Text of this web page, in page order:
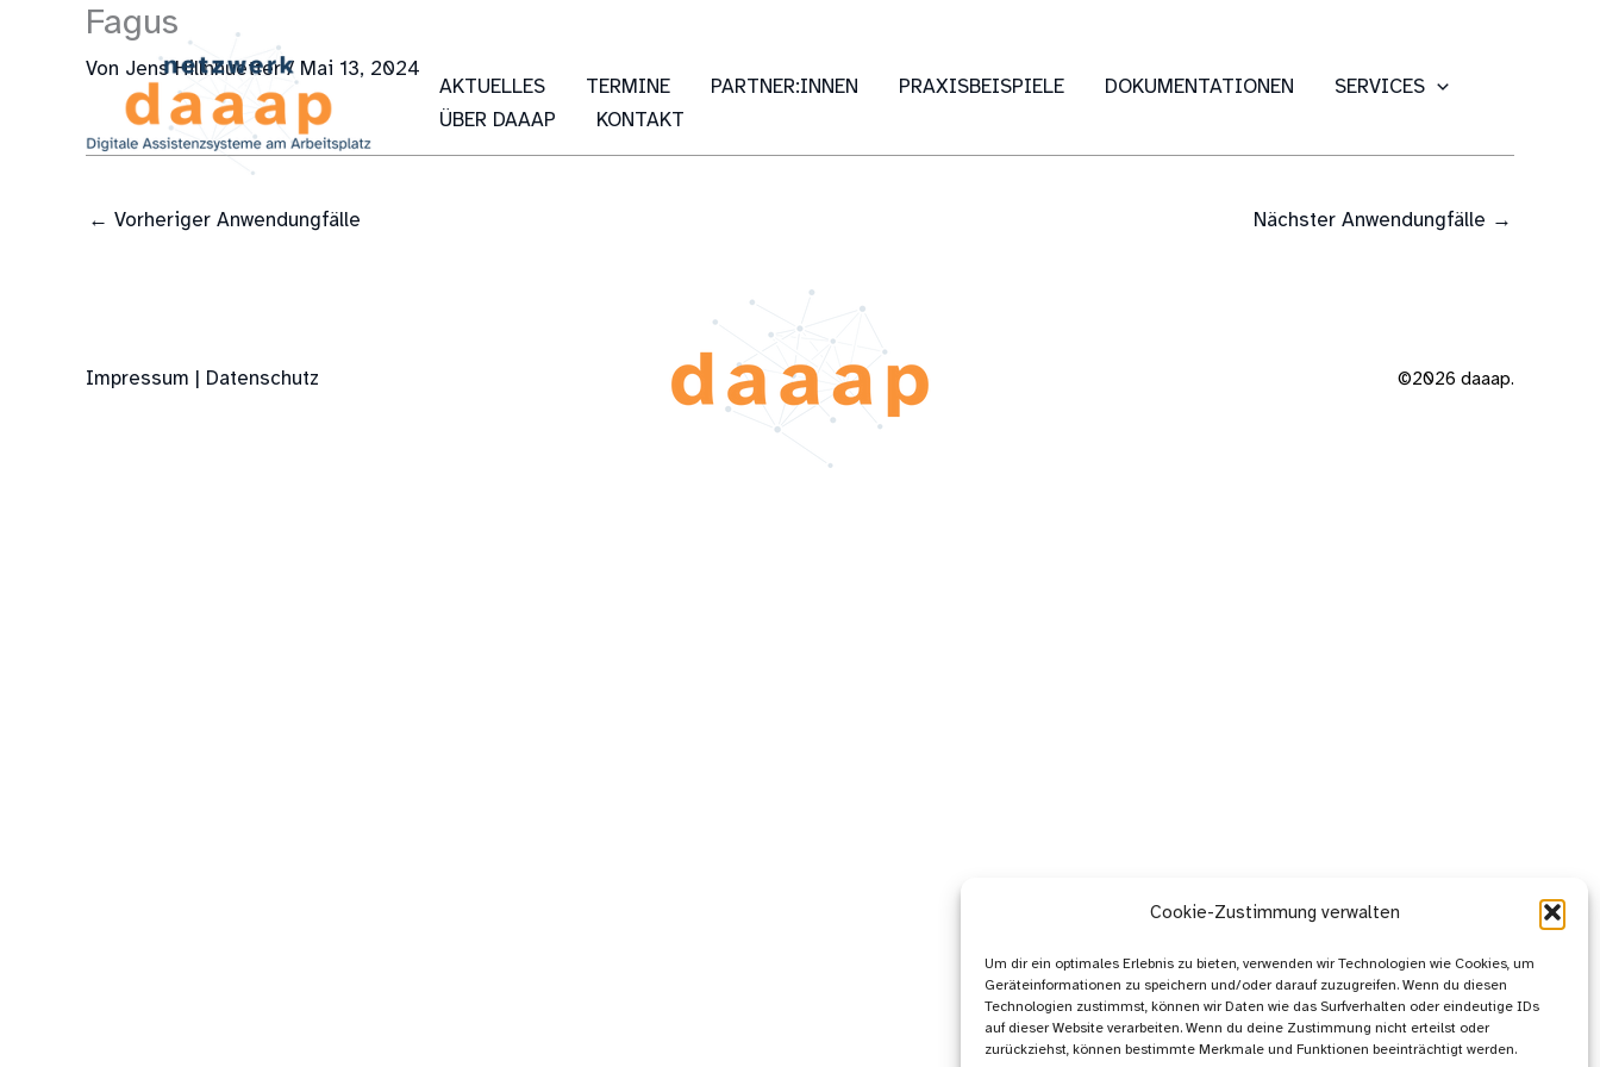
Cookie-Zustimmung verwalten
Um dir ein optimales Erlebnis zu bieten, verwenden wir Technologien wie Cookies, um
Geräteinformationen zu speichern und/oder darauf zuzugreifen. Wenn du diesen
Technologien zustimmst, können wir Daten wie das Surfverhalten oder eindeutige IDs
auf dieser Website verarbeiten. Wenn du deine Zustimmung nicht erteilst oder
zurückziehst, können bestimmte Merkmale und Funktionen beeinträchtigt werden.
AKTUELLES TERMINE PARTNER:INNEN PRAXISBEISPIELE DOKUMENTATIONEN
SERVICES
ÜBER DAAAP
KONTAKT
Fagus
Von Jens Hillnhuetter/ Mai 13, 2024
← Vorheriger Anwendungfälle Nächster Anwendungfälle →
Impressum | Datenschutz ©2026 daaap.